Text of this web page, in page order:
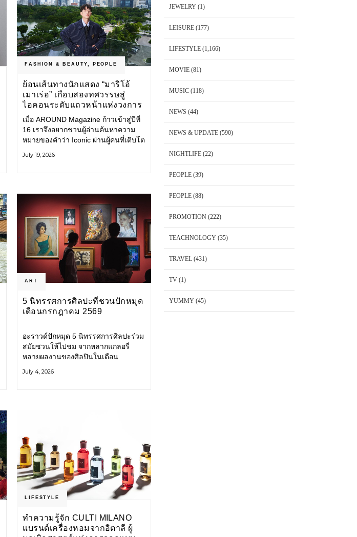
FASHION & BEAUTY PEOPLE
ย้อนเส้นทางนักแสดง “มาริโอ้
เมาเร่อ” เกือบสองทศวรรษสู่
ไอคอนระดับแถวหน้าแห่งวงการ
บันเทิงไทย
เมื่อ AROUND Magazine ก้าวเข้าสู่ปีที่
16 เราจึงอยากชวนผู้อ่านค้นหาความ
หมายของคำว่า Iconic ผ่านผู้คนที่เติบโต
ตนไว้อย่างมั่นคง หนึ่งในนั้นคือ มาริโอ้
July 19, 2026
ART
5 นิทรรศการศิลปะที่ชวนปักหมุด
เดือนกรกฎาคม 2569
อะราวด์ปักหมุด 5 นิทรรศการศิลปะร่วม
สมัยชวนให้ไปชม จากหลากแกลอรี่
หลายผลงานของศิลปินในเดือน
วันนี้ – 16 สิงหาคม 2569 นิทรรศการ
July 4, 2026
LIFESTYLE
ทำความรู้จัก CULTI MILANO
แบรนด์เครื่องหอมจากอิตาลี ผู้
JEWELRY (1)
LEISURE (177)
LIFESTYLE (1,166)
MOVIE (81)
MUSIC (118)
NEWS (44)
NEWS & UPDATE (590)
NIGHTLIFE (22)
PEOPLE (39)
PEOPLE (88)
PROMOTION (222)
TEACHNOLOGY (35)
TRAVEL (431)
TV (1)
YUMMY (45)